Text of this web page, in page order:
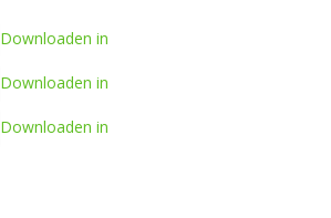
Downloaden in
Downloaden in
Downloaden in